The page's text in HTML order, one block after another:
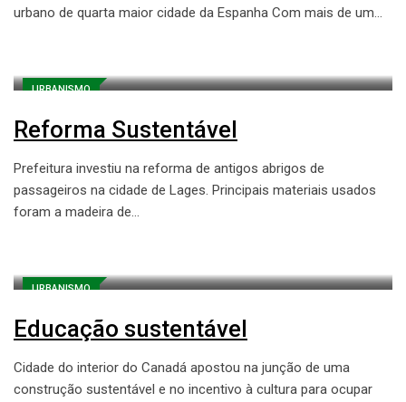
urbano de quarta maior cidade da Espanha Com mais de um…
URBANISMO
Reforma Sustentável
Prefeitura investiu na reforma de antigos abrigos de
passageiros na cidade de Lages. Principais materiais usados
foram a madeira de…
URBANISMO
Educação sustentável
Cidade do interior do Canadá apostou na junção de uma
construção sustentável e no incentivo à cultura para ocupar